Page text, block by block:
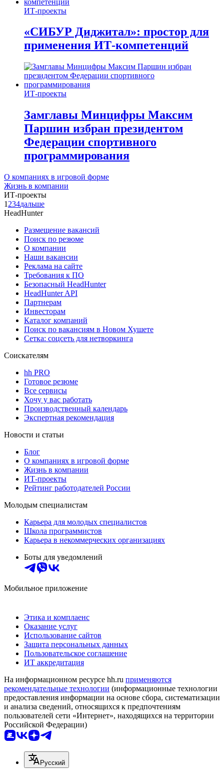
ИТ-проекты
«СИБУР Диджитал»: простор для
применения ИТ-компетенций
ИТ-проекты
Замглавы Минцифры Максим
Паршин избран президентом
Федерации спортивного
программирования
О компаниях в игровой форме
Жизнь в компании
ИТ-проекты
1 234дальше
HeadHunter
Размещение вакансий
Поиск по резюме
О компании
Наши вакансии
Реклама на сайте
Требования к ПО
Безопасный HeadHunter
HeadHunter API
Партнерам
Инвесторам
Каталог компаний
Поиск по вакансиям в Новом Хушете
Сетка: соцсеть для нетворкинга
Соискателям
hh PRO
Готовое резюме
Все сервисы
Хочу у вас работать
Производственный календарь
Экспертная рекомендация
Новости и статьи
Блог
О компаниях в игровой форме
Жизнь в компании
ИТ-проекты
Рейтинг работодателей России
Молодым специалистам
Карьера для молодых специалистов
Школа программистов
Карьера в некоммерческих организациях
Боты для уведомлений
Мобильное приложение
Этика и комплаенс
Оказание услуг
Использование сайтов
Защита персональных данных
Пользовательское соглашение
ИТ аккредитация
На информационном ресурсе hh.ru применяются
рекомендательные технологии (информационные технологии
предоставления информации на основе сбора, систематизации
и анализа сведений, относящихся к предпочтениям
пользователей сети «Интернет», находящихся на территории
Российской Федерации)
Русский